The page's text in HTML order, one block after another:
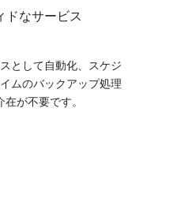
ドなサービス
として自動化、スケジ
ムのバックアップ処理
が不要です。